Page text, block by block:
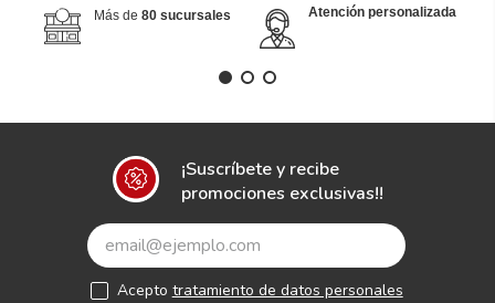
Más de 80 sucursales Atención personalizada
¡Suscríbete y recibe
promociones exclusivas!!
Acepto tratamiento de datos personales